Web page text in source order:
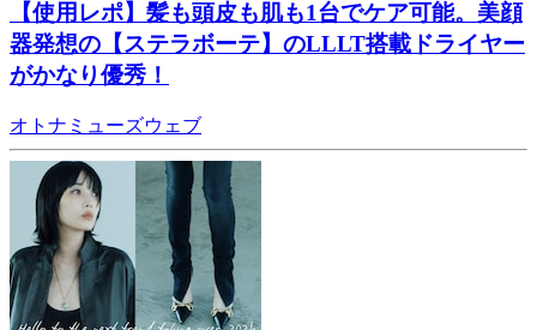
【使用レポ】髪も頭皮も肌も1台でケア可能。美顔
器発想の【ステラボーテ】のLLLT搭載ドライヤー
がかなり優秀！
オトナミューズウェブ